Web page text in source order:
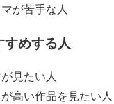
が苦手な人
めする人
見たい人
高い作品を見たい人